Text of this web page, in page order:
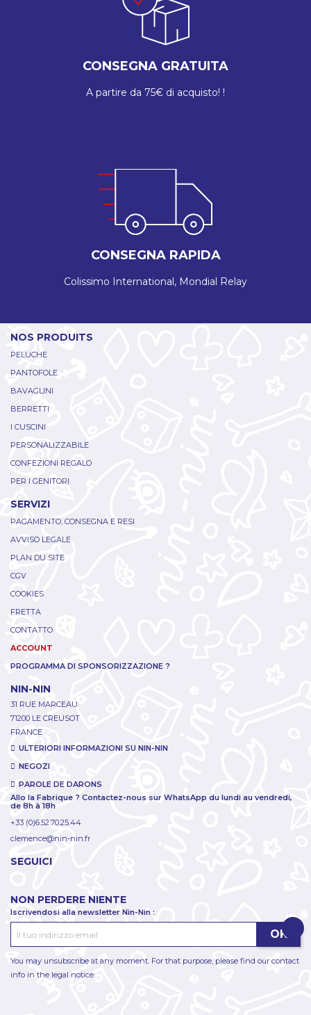
CONSEGNA GRATUITA
A partire da 75€ di acquisto! !
CONSEGNA RAPIDA
Colissimo International, Mondial Relay
NOS PRODUITS
PELUCHE
PANTOFOLE
BAVAGLINI
BERRETTI
I CUSCINI
PERSONALIZZABILE
CONFEZIONI REGALO
PER I GENITORI
SERVIZI
PAGAMENTO, CONSEGNA E RESI
AVVISO LEGALE
PLAN DU SITE
CGV
COOKIES
FRETTA
CONTATTO
ACCOUNT
PROGRAMMA DI SPONSORIZZAZIONE ?
NIN-NIN
31 RUE MARCEAU
71200 LE CREUSOT
FRANCE
ULTERIORI INFORMAZIONI SU NIN-NIN
NEGOZI
PAROLE DE DARONS
Allo la Fabrique ? Contactez-nous sur WhatsApp du lundi au vendredi,
de 8h à 18h
+33 (0)6.52.70.25.44
clemence@nin-nin.fr
SEGUICI
NON PERDERE NIENTE
Iscrivendosi alla newsletter Nin-Nin :
You may unsubscribe at any moment. For that purpose, please find our contact
info in the legal notice.